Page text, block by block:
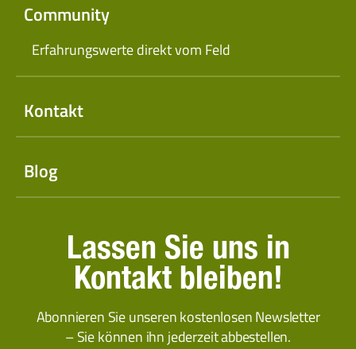
Community
Erfahrungswerte direkt vom Feld
Kontakt
Blog
Lassen Sie uns in
Kontakt bleiben!
Abonnieren Sie unseren kostenlosen Newsletter
– Sie können ihn jederzeit abbestellen.